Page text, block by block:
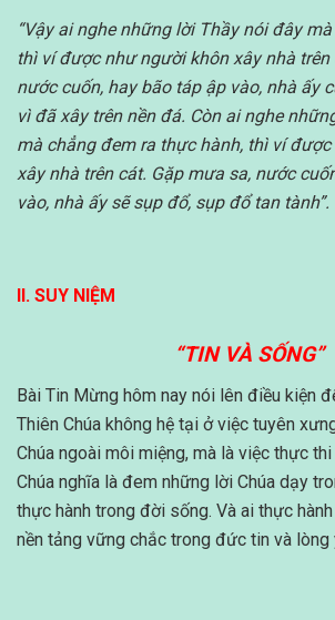
“Vậy ai nghe những lời Thầy nói đây
thì ví được như người khôn xây nhà trên
nước cuốn, hay bão táp ập vào, nhà ấy
vì đã xây trên nền đá. Còn ai nghe
mà chẳng đem ra thực hành, thì ví
xây nhà trên cát. Gặp mưa sa, nước
vào, nhà ấy sẽ sụp đổ, sụp đổ tan tành”.
II. SUY NIỆM
“TIN VÀ SỐNG”
Bài Tin Mừng hôm nay nói lên điều kiện
Thiên Chúa không hệ tại ở việc tuyên
Chúa ngoài môi miệng, mà là việc thực
Chúa nghĩa là đem những lời Chúa dạy
thực hành trong đời sống. Và ai thực
nền tảng vững chắc trong đức tin và lòng